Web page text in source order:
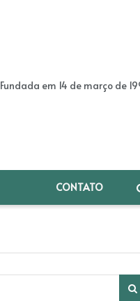
Fundada em 14 de março de
CONTATO